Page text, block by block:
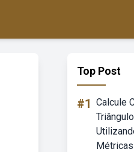
Top Post
#1 Calcule
Métricas